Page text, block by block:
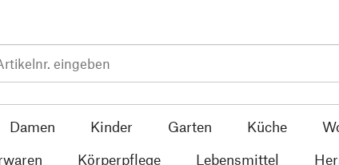
Damen Kinder Garten Küche
Körperpflege Lebensmittel